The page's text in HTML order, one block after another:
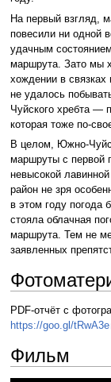
На первый взгляд,
повесили ни одной
удачным
маршрута. Зато мы
хождении в
не удалось
Чуйского хребта —
которая тоже по-
В целом, Южно-
маршруты с первой
невысокой
район не зря
в этом году погода
стояла облачная
маршрута. Тем не
заявленных
PDF-отчёт с
https://goo.gl/tRwA3e
Фильм